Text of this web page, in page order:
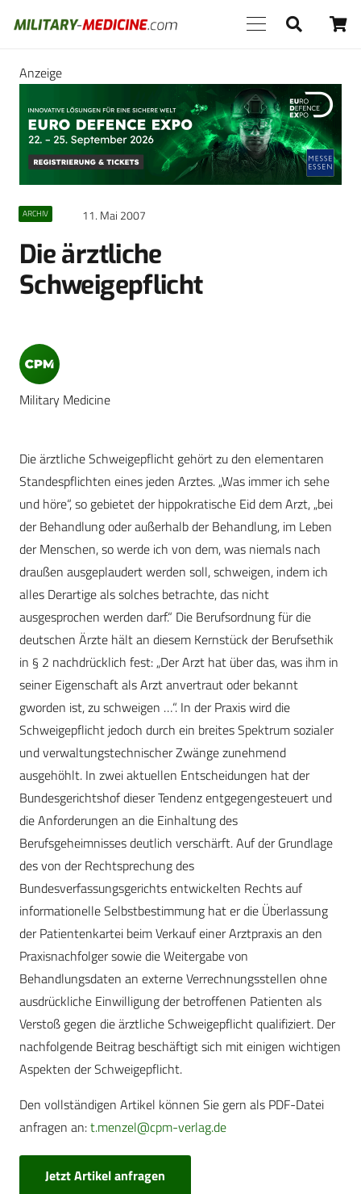
Anzeige
ARCHIV 11. Mai 2007
Die ärztliche
Schweigepflicht
Military Medicine
Die ärztliche Schweigepflicht gehört zu den elementaren
Standespflichten eines jeden Arztes. „Was immer ich sehe
und höre“, so gebietet der hippokratische Eid dem Arzt, „bei
der Behandlung oder außerhalb der Behandlung, im Leben
der Menschen, so werde ich von dem, was niemals nach
draußen ausgeplaudert werden soll, schweigen, indem ich
alles Derartige als solches betrachte, das nicht
ausgesprochen werden darf.“ Die Berufsordnung für die
deutschen Ärzte hält an diesem Kernstück der Berufsethik
in § 2 nachdrücklich fest: „Der Arzt hat über das, was ihm in
seiner Eigenschaft als Arzt anvertraut oder bekannt
gworden ist, zu schweigen …“. In der Praxis wird die
Schweigepflicht jedoch durch ein breites Spektrum sozialer
und verwaltungstechnischer Zwänge zunehmend
ausgehöhlt. In zwei aktuellen Entscheidungen hat der
Bundesgerichtshof dieser Tendenz entgegengesteuert und
die Anforderungen an die Einhaltung des
Berufsgeheimnisses deutlich verschärft. Auf der Grundlage
des von der Rechtsprechung des
Bundesverfassungsgerichts entwickelten Rechts auf
informationelle Selbstbestimmung hat er die Überlassung
der Patientenkartei beim Verkauf einer Arztpraxis an den
Praxisnachfolger sowie die Weitergabe von
Behandlungsdaten an externe Verrechnungsstellen ohne
ausdrückliche Einwilligung der betroffenen Patienten als
Verstoß gegen die ärztliche Schweigepflicht qualifiziert. Der
nachfolgende Beitrag beschäftigt sich mit einigen wichtigen
Aspekten der Schweigepflicht.
Den vollständigen Artikel können Sie gern als PDF-Datei
anfragen an:t.menzel@cpm-verlag.de
Jetzt Artikel anfragen